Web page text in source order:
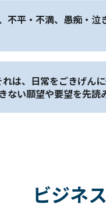
不平・不満、愚痴・
は、日常をごきげん
い願望や要望を先読
ビジネ